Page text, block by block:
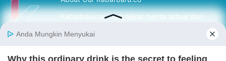
Kabarbaru.co menyajikan berita aktual dan
serta terverifikasi dari sumber yang tepat.
Follow Kabarbaru